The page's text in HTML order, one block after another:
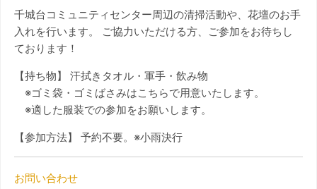
千城台コミュニティセンター周辺の清掃活動や、花壇のお手
入れを行います。 ご協力いただける方、ご参加をお待ちし
ております！
【持ち物】 汗拭きタオル・軍手・飲み物
※ゴミ袋・ゴミばさみはこちらで用意いたします。
※適した服装での参加をお願いします。
【参加方法】 予約不要。※小雨決行
お問い合わせ